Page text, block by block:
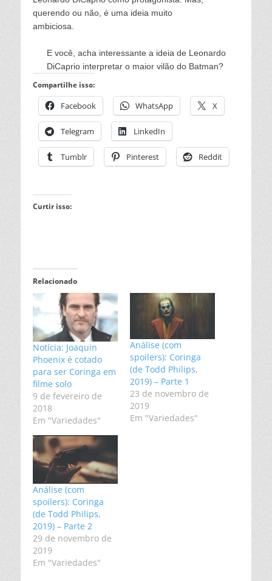
querendo ou não, é uma ideia muito
ambiciosa.
E você, acha interessante a ideia de Leonardo
DiCaprio interpretar o maior vilão do Batman?
Compartilhe isso:
Facebook WhatsApp X
Telegram LinkedIn
Tumblr Pinterest Reddit
Curtir isso:
Relacionado
Notícia: Joaquin
Phoenix é cotado
para ser Coringa em
filme solo
9 de fevereiro de
2018
Em "Variedades"
Análise (com
spoilers): Coringa
(de Todd Philips,
2019) – Parte 1
23 de novembro de
2019
Em "Variedades"
Análise (com
spoilers): Coringa
(de Todd Philips,
2019) – Parte 2
29 de novembro de
2019
Em "Variedades"